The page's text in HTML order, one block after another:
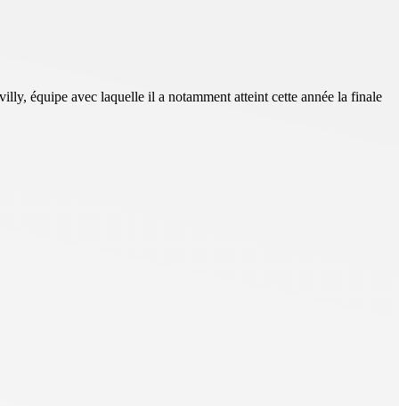
équipe avec laquelle il a notamment atteint cette année la finale